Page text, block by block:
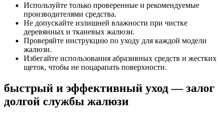
Используйте только проверенные и рекомендуемые
производителями средства.
Не допускайте излишней влажности при чистке
деревянных и тканевых жалюзи.
Проверяйте инструкцию по уходу для каждой модели
жалюзи.
Избегайте использования абразивных средств и жестких
щеток, чтобы не поцарапать поверхности.
быстрый и эффективный уход — залог
долгой службы жалюзи